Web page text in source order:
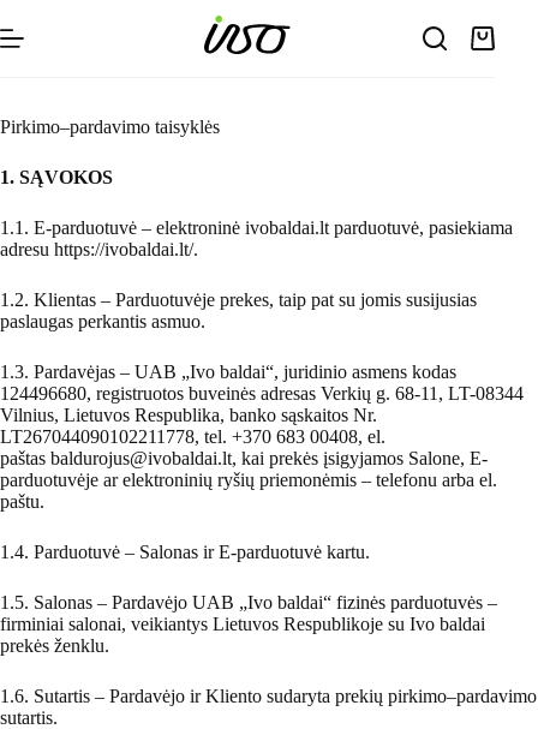
to
content
Pirkimo–pardavimo taisyklės
1. SĄVOKOS
1.1. E-parduotuvė – elektroninė ivobaldai.lt parduotuvė, pasiekiama
adresu https://ivobaldai.lt/.
1.2. Klientas – Parduotuvėje prekes, taip pat su jomis susijusias
paslaugas perkantis asmuo.
1.3. Pardavėjas – UAB „Ivo baldai“, juridinio asmens kodas
124496680, registruotos buveinės adresas Verkių g. 68-11, LT-08344
Vilnius, Lietuvos Respublika, banko sąskaitos Nr.
LT267044090102211778, tel. +370 683 00408, el.
paštas baldurojus@ivobaldai.lt, kai prekės įsigyjamos Salone, E-
parduotuvėje ar elektroninių ryšių priemonėmis – telefonu arba el.
paštu.
1.4. Parduotuvė – Salonas ir E-parduotuvė kartu.
1.5. Salonas – Pardavėjo UAB „Ivo baldai“ fizinės parduotuvės –
firminiai salonai, veikiantys Lietuvos Respublikoje su Ivo baldai
prekės ženklu.
1.6. Sutartis – Pardavėjo ir Kliento sudaryta prekių pirkimo–pardavimo
sutartis.